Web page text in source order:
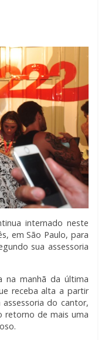
internado neste
em São Paulo, para
sua assessoria
na manhã da última
receba alta a partir
do cantor,
de mais uma